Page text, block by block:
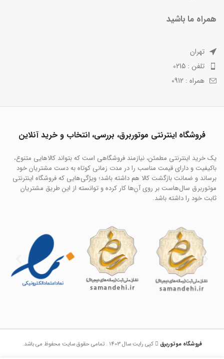
همراه ما باشید
تهران
تلفن : 0215
همراه : 0912
فروشگاه اینترنتی موتوربرق، بررسی، انتخاب و خرید آنلاین
یک خرید اینترنتی مطمئن، نیازمند فروشگاهی است که بتواند کالاهایی متنوع،
باکیفیت و دارای قیمت مناسب را در مدت زمانی کوتاه به دست مشتریان خود
برساند و ضمانت بازگشت کالا هم داشته باشد؛ ویژگی‌هایی که فروشگاه اینترنتی
موتوربرق سال‌هاست بر روی آن‌ها کار کرده و توانسته از این طریق مشتریان
ثابت خود را داشته باشد.
فروشگاه موتوربرق کپی رایت سال 1403 . تمامی حقوق سایت محفوظ می باشد.